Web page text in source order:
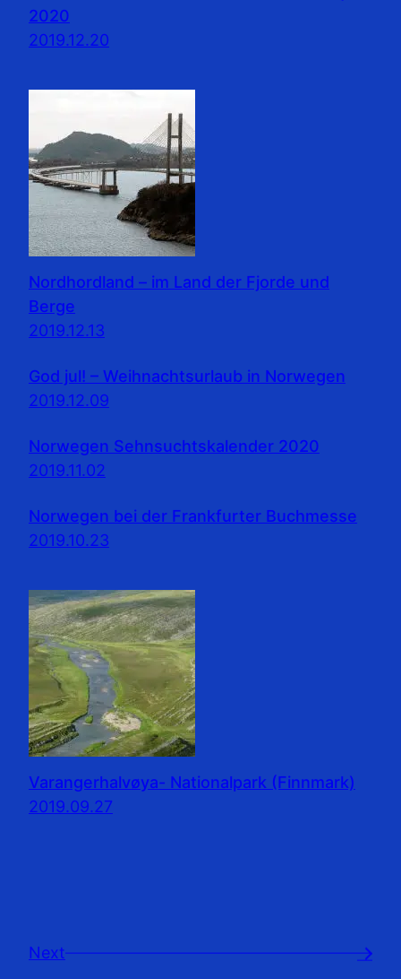
2020
2019.12.20
Nordhordland – im Land der Fjorde und
Berge
2019.12.13
God jul! – Weihnachtsurlaub in Norwegen
2019.12.09
Norwegen Sehnsuchtskalender 2020
2019.11.02
Norwegen bei der Frankfurter Buchmesse
2019.10.23
Varangerhalvøya- Nationalpark (Finnmark)
2019.09.27
Next →